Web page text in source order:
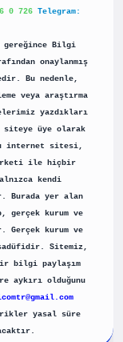
0 726 Telegram:
gereğince Bilgi
onaylanmış
Bu nedenle,
veya araştırma
yazdıkları
siteye üye olarak
internet sitesi,
şirketi ile hiçbir
kendi
Burada yer alan
gerçek kurum ve
Gerçek kurum ve
Sitemiz,
bilgi paylaşım
aykırı olduğunu
yasal süre